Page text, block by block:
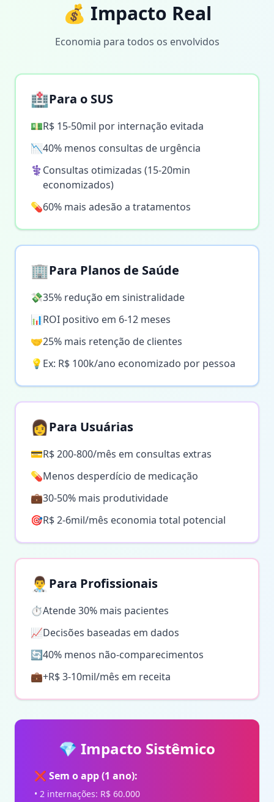
💰 Impacto Real
Economia para todos os envolvidos
🏥Para o SUS
💵R$ 15-50mil por internação evitada
📉40% menos consultas de urgência
⚕️ Consultas otimizadas (15-20min
economizados)
💊60% mais adesão a tratamentos
🏢Para Planos de Saúde
💸35% redução em sinistralidade
📊ROI positivo em 6-12 meses
🤝25% mais retenção de clientes
💡 Ex: R$ 100k/ano economizado por pessoa
👩Para Usuárias
💳R$ 200-800/mês em consultas extras
💊Menos desperdício de medicação
💼30-50% mais produtividade
🎯R$ 2-6mil/mês economia total potencial
👨‍⚕️ Para Profissionais
⏱️Atende 30% mais pacientes
📈Decisões baseadas em dados
🔄40% menos não-comparecimentos
💼+R$ 3-10mil/mês em receita
💎 Impacto Sistêmico
❌ Sem o app (1 ano):
• 2 internações: R$ 60.000